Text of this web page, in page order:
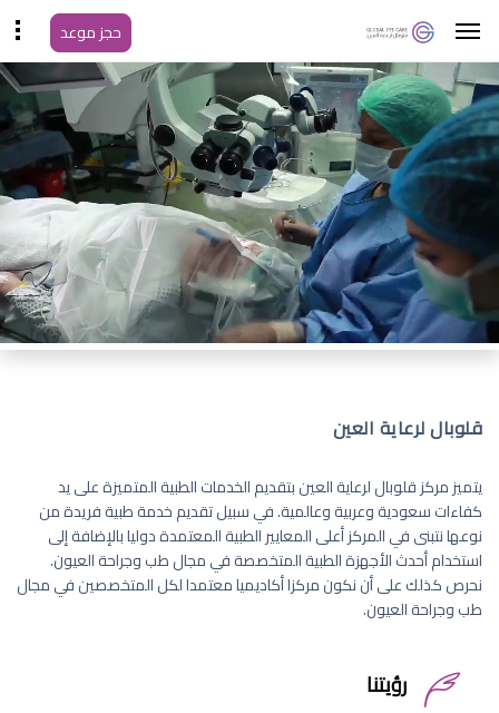
حجز موعد
قلوبال لرعاية العين
يتميز مركز قلوبال لرعاية العين بتقديم الخدمات الطبية المتميزة على يد
كفاءات سعودية وعربية وعالمية. في سبيل تقديم خدمة طبية فريدة من
نوعها نتبنى في المركز أعلى المعايير الطبية المعتمدة دوليا بالإضافة إلى
استخدام أحدث الأجهزة الطبية المتخصصة في مجال طب وجراحة العيون.
نحرص كذلك على أن نكون مركزا أكاديميا معتمدا لكل المتخصصين في مجال
طب وجراحة العيون.
رؤيتنا